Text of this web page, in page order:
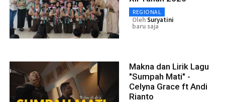
REGIONAL
OlehSuryatini
baru saja
Makna dan Lirik Lagu
"Sumpah Mati" -
Celyna Grace ft Andi
Rianto